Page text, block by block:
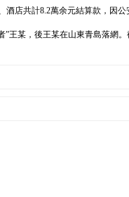
店共計8.2萬余元結算款，因公
王某，後王某在山東青島落網